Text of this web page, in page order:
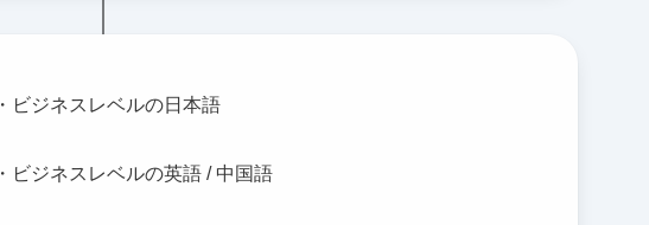
・ビジネスレベルの日本語
・ビジネスレベルの英語 / 中国語